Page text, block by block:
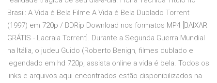
Brasil: A Vida é Bela Filme A Vida é Bela Dublado Torrent
(1997) em 720p / BDRip Download nos formatos MP4 [BAIXAR
GRÁTIS - Lacraia Torrent]. Durante a Segunda Guerra Mundial
na Itália, o judeu Guido (Roberto Benign, filmes dublado e
legendado em hd 720p, assista online a vida é bela. Todos os
links e arquivos aqui encontrados estão disponibilizados na